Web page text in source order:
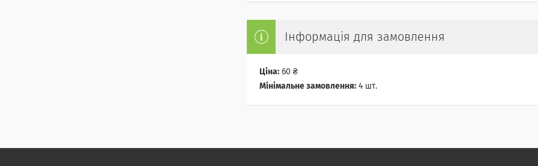
Інформація для замовлення
Ціна: 60 ₴
Мінімальне замовлення: 4 шт.